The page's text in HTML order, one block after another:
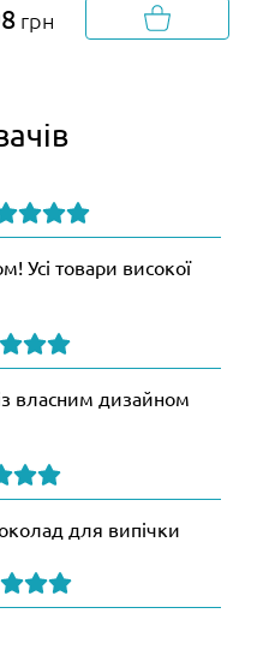
грн
Усі товари високої
власним дизайном
для випічки